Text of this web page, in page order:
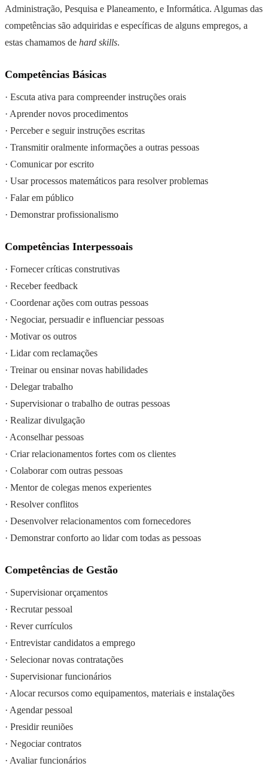
Administração, Pesquisa e Planeamento, e Informática. Algumas das
competências são adquiridas e específicas de alguns empregos, a
estas chamamos de hard skills.
Competências Básicas
· Escuta ativa para compreender instruções orais
· Aprender novos procedimentos
· Perceber e seguir instruções escritas
· Transmitir oralmente informações a outras pessoas
· Comunicar por escrito
· Usar processos matemáticos para resolver problemas
· Falar em público
· Demonstrar profissionalismo
Competências Interpessoais
· Fornecer críticas construtivas
· Receber feedback
· Coordenar ações com outras pessoas
· Negociar, persuadir e influenciar pessoas
· Motivar os outros
· Lidar com reclamações
· Treinar ou ensinar novas habilidades
· Delegar trabalho
· Supervisionar o trabalho de outras pessoas
· Realizar divulgação
· Aconselhar pessoas
· Criar relacionamentos fortes com os clientes
· Colaborar com outras pessoas
· Mentor de colegas menos experientes
· Resolver conflitos
· Desenvolver relacionamentos com fornecedores
· Demonstrar conforto ao lidar com todas as pessoas
Competências de Gestão
· Supervisionar orçamentos
· Recrutar pessoal
· Rever currículos
· Entrevistar candidatos a emprego
· Selecionar novas contratações
· Supervisionar funcionários
· Alocar recursos como equipamentos, materiais e instalações
· Agendar pessoal
· Presidir reuniões
· Negociar contratos
· Avaliar funcionários